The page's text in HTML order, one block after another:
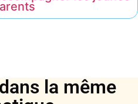
la même